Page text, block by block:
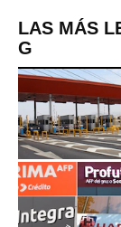
LAS MÁS
G